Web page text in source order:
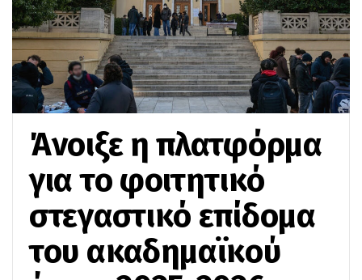
Άνοιξε η πλατφόρμα
για το φοιτητικό
στεγαστικό επίδομα
του ακαδημαϊκού